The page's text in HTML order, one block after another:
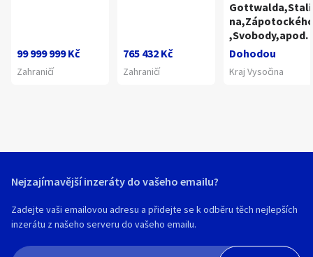
99 999 999 Kč
Zahraničí
765 432 Kč
Zahraničí
Gottwalda,Stali
,Svobody,apod.
Dohodou
Kraj Vysočina
Nejzajímavější inzeráty do vašeho emailu?
Zadejte vaši emailovou adresu a přidejte se k odběru těch nejlepších
inzerátu z našeho serveru do vašeho emailu.